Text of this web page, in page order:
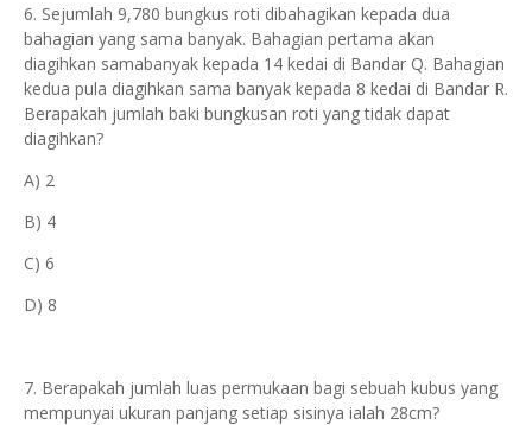
6. Sejumlah 9,780 bungkus roti dibahagikan kepada dua
bahagian yang sama banyak. Bahagian pertama akan
diagihkan samabanyak kepada 14 kedai di Bandar Q. Bahagian
kedua pula diagihkan sama banyak kepada 8 kedai di Bandar R.
Berapakah jumlah baki bungkusan roti yang tidak dapat
diagihkan?
A) 2
B) 4
C) 6
D) 8
7. Berapakah jumlah luas permukaan bagi sebuah kubus yang
mempunyai ukuran panjang setiap sisinya ialah 28cm?